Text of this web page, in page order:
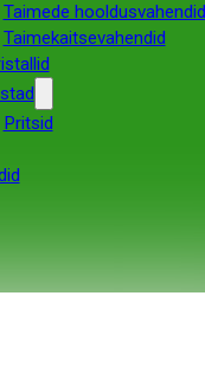
Taimede hooldusvahendid
Taimekaitsevahendid
Pritsid